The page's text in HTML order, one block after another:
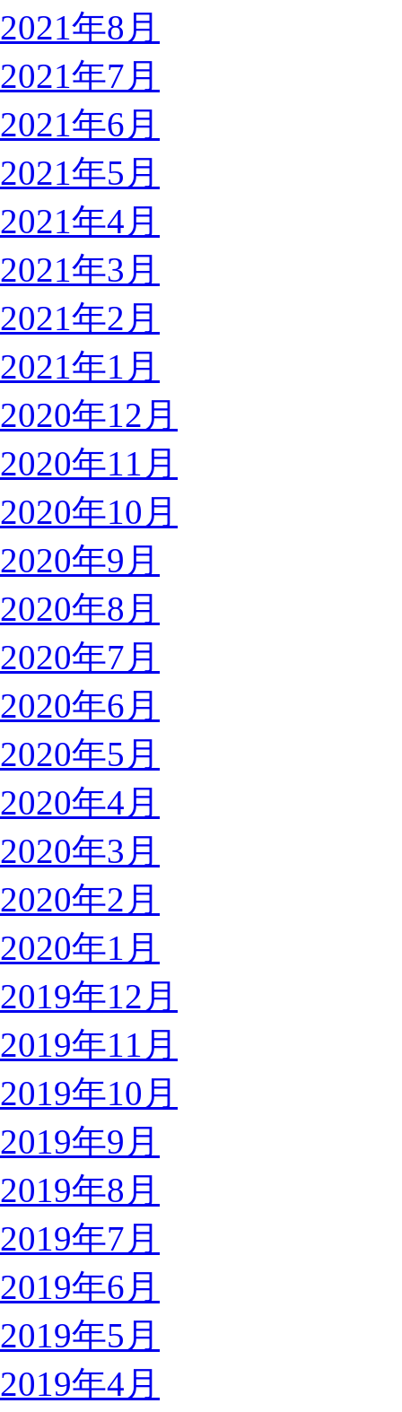
2021年8月
2021年7月
2021年6月
2021年5月
2021年4月
2021年3月
2021年2月
2021年1月
2020年12月
2020年11月
2020年10月
2020年9月
2020年8月
2020年7月
2020年6月
2020年5月
2020年4月
2020年3月
2020年2月
2020年1月
2019年12月
2019年11月
2019年10月
2019年9月
2019年8月
2019年7月
2019年6月
2019年5月
2019年4月